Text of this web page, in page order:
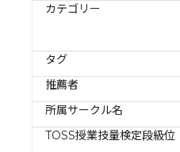
カテゴリー
タグ
推薦者
所属サークル名
TOSS授業技量検定段級位